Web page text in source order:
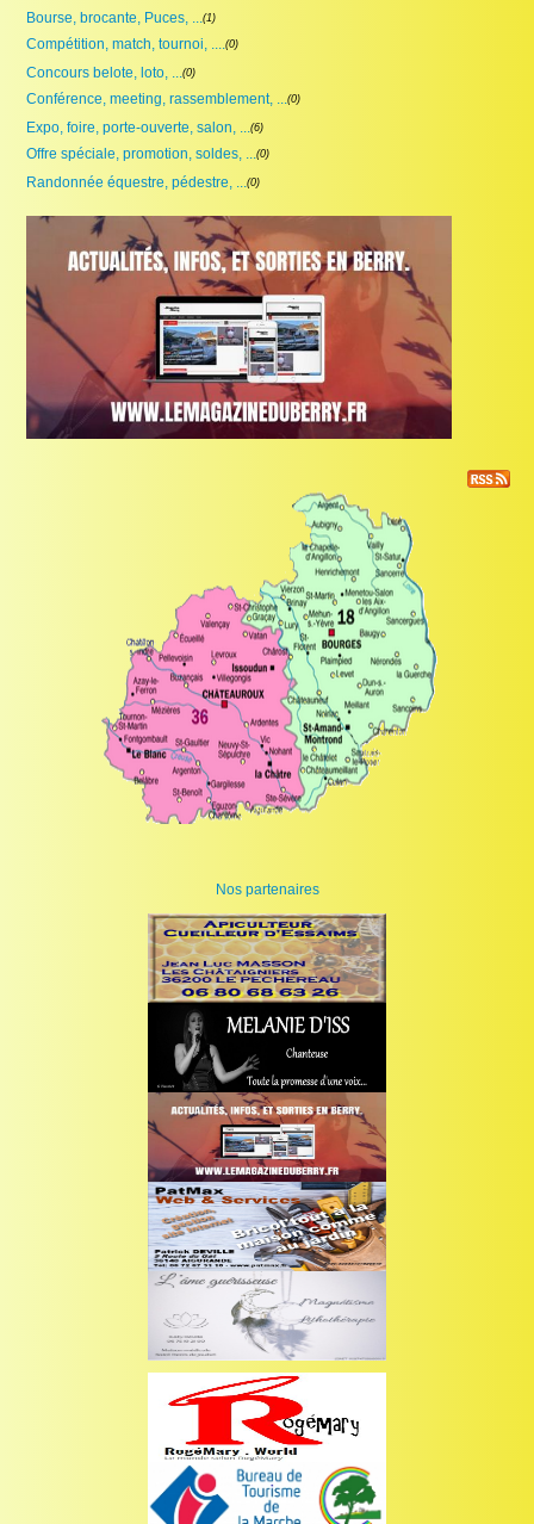
Bourse, brocante, Puces, ...(1)
Compétition, match, tournoi, ....(0)
Concours belote, loto, ...(0)
Conférence, meeting, rassemblement, ...(0)
Expo, foire, porte-ouverte, salon, ...(6)
Offre spéciale, promotion, soldes, ...(0)
Randonnée équestre, pédestre, ...(0)
Nos partenaires